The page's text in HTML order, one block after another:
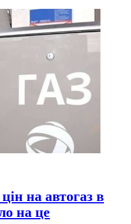
на автогаз в
на це